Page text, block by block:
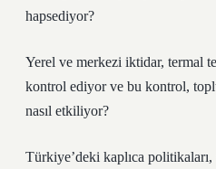
hapsediyor?
Yerel ve merkezi iktidar, termal
kontrol ediyor ve bu kontrol,
nasıl etkiliyor?
Türkiye’deki kaplıca politikaları,